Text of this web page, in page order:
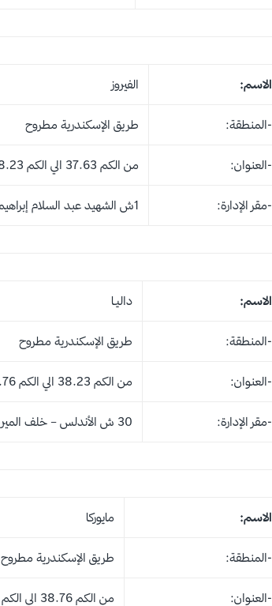
الاسم: الفيروز
-المنطقة: طريق الإسكندرية مطروح
-العنوان: من الكم 37.63 الي الكم 38.23
-مقر الإدارة: 1ش الشهيد عبد السلام إبراهيم الحي الثالث مدينة نصر
الاسم: داليـا
-المنطقة: طريق الإسكندرية مطروح
-العنوان: من الكم 38.23 الي الكم 38.76
-مقر الإدارة: 30 ش الأندلس – خلف الميريلاند – مصر الجديدة
الاسم: مايوركا
-المنطقة: طريق الإسكندرية مطروح
-العنوان: من الكم 38.76 الي الكم 38.90